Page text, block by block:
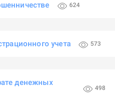
624
учета 573
денежных
498